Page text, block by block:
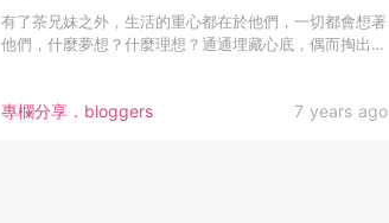
專欄分享．bloggers 7 years ago
有了茶兄妹之外，生活的重心都在於他們，一切都會想著
他們，什麼夢想？什麼理想？通通埋藏心底，偶而掏出來